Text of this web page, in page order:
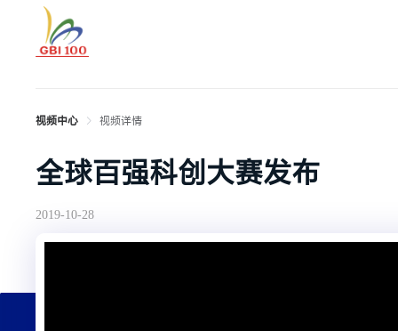
视频中心 视频详情
全球百强科创大赛发布
2019-10-28